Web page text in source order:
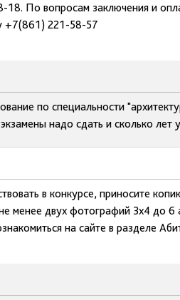
По вопросам заключения и
+7(861) 221-58-57
по специальности
надо сдать и сколько лет
в конкурсе, приносите
менее двух фотографий 3х4 до 6
на сайте в разделе